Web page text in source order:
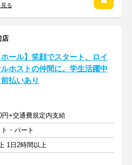
る
店
ホール】笑顔でスタート、ロイ
ルホストの仲間に。学生活躍中
前払いあり
円+交通費規定内支給
・パート
1日2時間以上